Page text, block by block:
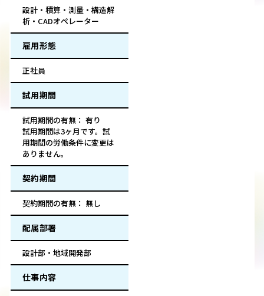
設計・積算・測量・構造解
析・CADオペレーター
雇用形態
正社員
試用期間
試用期間の有無： 有り
試用期間は3ヶ月です。試
用期間の労働条件に変更は
ありません。
契約期間
契約期間の有無： 無し
配属部署
設計部・地域開発部
仕事内容